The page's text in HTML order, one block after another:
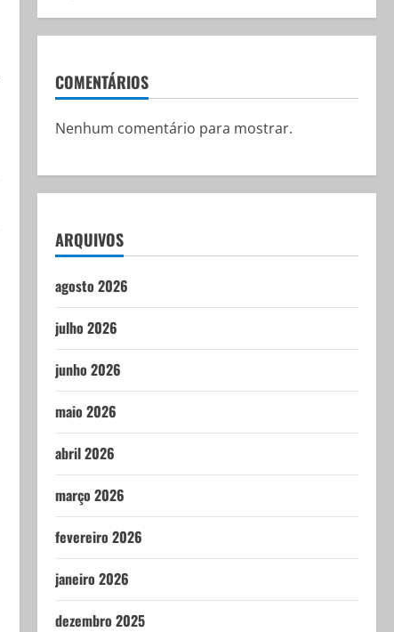
COMENTÁRIOS
Nenhum comentário para mostrar.
ARQUIVOS
agosto 2026
julho 2026
junho 2026
maio 2026
abril 2026
março 2026
fevereiro 2026
janeiro 2026
dezembro 2025